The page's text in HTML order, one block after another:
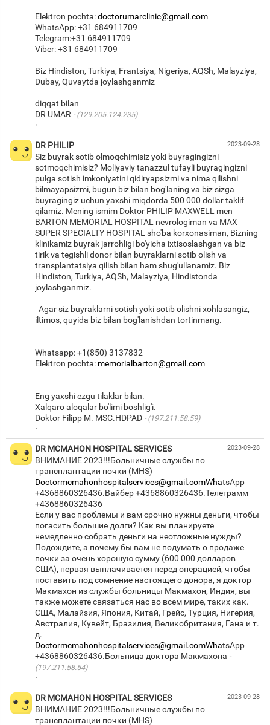
Elektron pochta:doctorumarclinic@gmail.com
WhatsApp: +31 684911709
Telegram:+31 684911709
Viber: +31 684911709
Biz Hindiston, Turkiya, Frantsiya, Nigeriya, AQSh, Malayziya,
Dubay, Quvaytda joylashganmiz
diqqat bilan
DR UMAR
(129.205.124.235)
·
2023-09-28
DR PHILIP
Siz buyrak sotib olmoqchimisiz yoki buyragingizni
sotmoqchimisiz? Moliyaviy tanazzul tufayli buyragingizni
pulga sotish imkoniyatini qidiryapsizmi va nima qilishni
bilmayapsizmi, bugun biz bilan bog'laning va biz sizga
buyragingiz uchun yaxshi miqdorda 500 000 dollar taklif
qilamiz. Mening ismim Doktor PHILIP MAXWELL men
BARTON MEMORIAL HOSPITAL nevrologiman va MAX
SUPER SPECIALTY HOSPITAL sho'ba korxonasiman, Bizning
klinikamiz buyrak jarrohligi bo'yicha ixtisoslashgan va biz
tirik va tegishli donor bilan buyraklarni sotib olish va
transplantatsiya qilish bilan ham shug'ullanamiz. Biz
Hindiston, Turkiya, AQSh, Malayziya, Hindistonda
joylashganmiz.
Agar siz buyraklarni sotish yoki sotib olishni xohlasangiz,
iltimos, quyida biz bilan bog'lanishdan tortinmang.
Whatsapp: +1(850) 3137832
Elektron pochta: memorialbarton@gmail.com
Eng yaxshi ezgu tilaklar bilan.
Xalqaro aloqalar bo'limi boshlig'i.
Doktor Filipp M. MSC.HDPAD
(197.211.58.59)
·
2023-09-28
DR MCMAHON HOSPITAL SERVICES
ВНИМАНИЕ 2023!!!Больничные службы по
Doctormcmahonhospitalservices@gmail.comWhatsApp
+4368860326436.Вайбер +4368860326436.Телеграмм
+4368860326436
Если у вас проблемы и вам срочно нужны деньги, чтобы
погасить большие долги? Как вы планируете
немедленно собрать деньги на неотложные нужды?
Подождите, а почему бы вам не подумать о продаже
почки за очень хорошую сумму (600 000 долларов
США), первая выплачивается перед операцией, чтобы
поставить под сомнение настоящего донора, я доктор
Макмахон из службы больницы Макмахон, Индия, вы
также можете связаться нас во всем мире, таких как.
США, Малайзия, Япония, Китай, Грейс, Турция, Нигерия,
Австралия, Кувейт, Бразилия, Великобритания, Гана и т.
Doctormcmahonhospitalservices@gmail.comWhatsApp
+4368860326436.Больница доктора Макмахона
(197.211.58.54)
·
2023-09-28
DR MCMAHON HOSPITAL SERVICES
ВНИМАНИЕ 2023!!!Больничные службы по